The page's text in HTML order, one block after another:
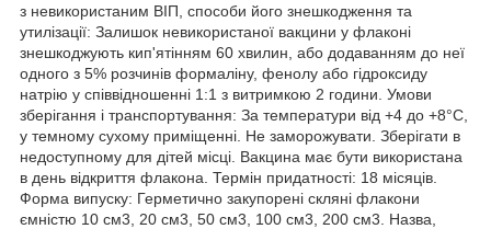
з невикористаним ВІП, способи його знешкодження та
утилізації: Залишок невикористаної вакцини у флаконі
знешкоджують кип'ятінням 60 хвилин, або додаванням до неї
одного з 5% розчинів формаліну, фенолу або гідроксиду
натрію у співвідношенні 1:1 з витримкою 2 години. Умови
зберігання і транспортування: За температури від +4 до +8°С,
у темному сухому приміщенні. Не заморожувати. Зберігати в
недоступному для дітей місці. Вакцина має бути використана
в день відкриття флакона. Термін придатності: 18 місяців.
Форма випуску: Герметично закупорені скляні флакони
ємністю 10 см3, 20 см3, 50 см3, 100 см3, 200 см3. Назва,